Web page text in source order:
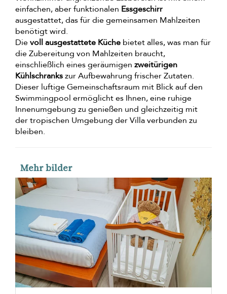
einfachen, aber funktionalen Essgeschirr
ausgestattet, das für die gemeinsamen Mahlzeiten
benötigt wird.
Dievoll ausgestattete Küche bietet alles, was man für
die Zubereitung von Mahlzeiten braucht,
einschließlich eines geräumigen zweitürigen
Kühlschrankszur Aufbewahrung frischer Zutaten.
Dieser luftige Gemeinschaftsraum mit Blick auf den
Swimmingpool ermöglicht es Ihnen, eine ruhige
Innenumgebung zu genießen und gleichzeitig mit
der tropischen Umgebung der Villa verbunden zu
bleiben.
Mehr bilder